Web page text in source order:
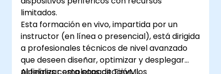
limitados.
Esta formación en vivo, impartida por un
instructor (en línea o presencial), está dirigida
a profesionales técnicos de nivel avanzado
que deseen diseñar, optimizar y desplegar
pipelines completos de TinyML.
Al finalizar esta capacitación, los